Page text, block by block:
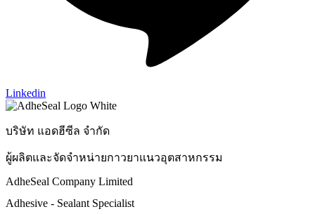
Linkedin
บริษัท แอดฮีซีล จำกัด
ผู้ผลิตและจัดจำหน่ายกาวยาแนวอุตสาหกรรม
AdheSeal Company Limited
Adhesive - Sealant Specialist